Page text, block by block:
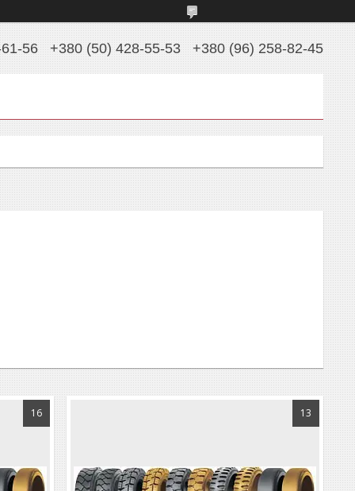
56 +380 (50) 428-55-53 +380 (96) 258-82-45
16 13